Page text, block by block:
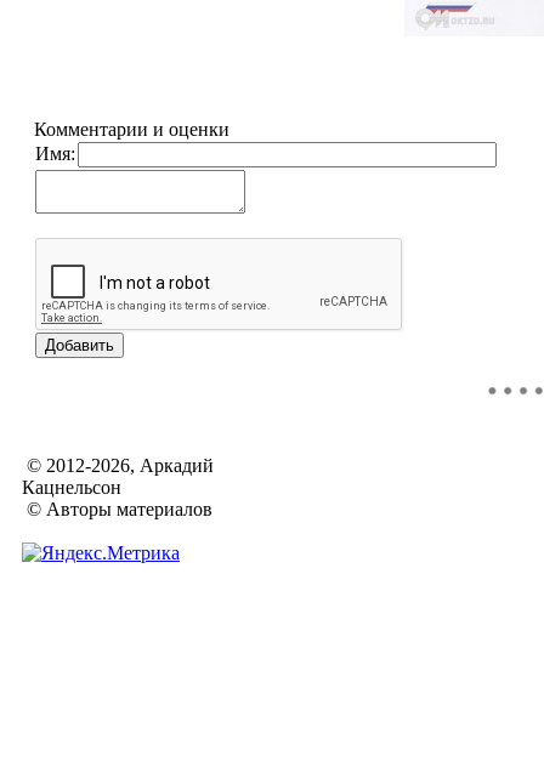
Комментарии и оценки
Имя:
© 2012-2026, Аркадий
Кацнельсон
© Авторы материалов